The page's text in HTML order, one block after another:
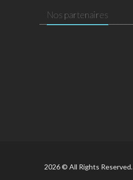
Nos partenaires
2026 © All Rights Reserved.